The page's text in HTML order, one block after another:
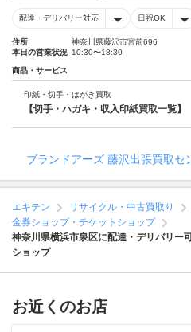
配達・デリバリー対応 日祝OK
住所
神奈川県藤沢市宮前696
本日の営業状況 10:30〜18:30
商品・サービス
印紙・切手・はがき買取
【切手・ハガキ・収入印紙買取一覧】
ブランドアーズ 藤沢出張買取セ
エキテン
リサイクル・中古買取り
金券ショップ・チケットショップ
神奈川県横浜市泉区に配達・デリバリー
ショップ
お近くのお店